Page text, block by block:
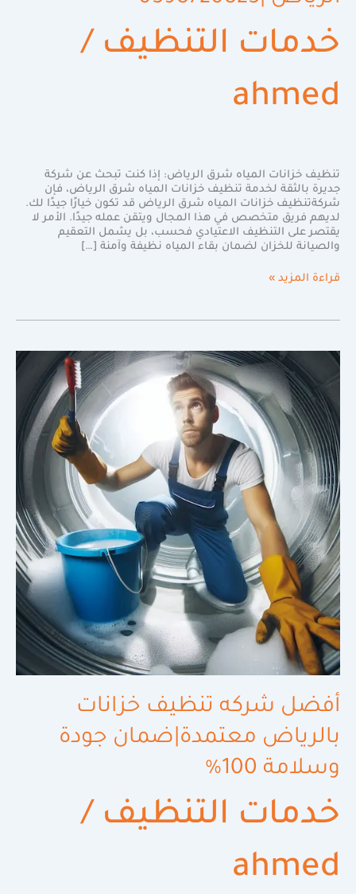
خدمات التنظيف /
ahmed
تنظيف خزانات المياه شرق الرياض: إذا كنت تبحث عن شركة
جديرة بالثقة لخدمة تنظيف خزانات المياه شرق الرياض، فإن
شركةتنظيف خزانات المياه شرق الرياض قد تكون خيارًا جيدًا لك.
لديهم فريق متخصص في هذا المجال ويتقن عمله جيدًا. الأمر لا
يقتصر على التنظيف الاعتيادي فحسب، بل يشمل التعقيم
والصيانة للخزان لضمان بقاء المياه نظيفة وآمنة […]
قراءة المزيد »
أفضل شركه تنظيف خزانات
بالرياض معتمدة|ضمان جودة
وسلامة 100%
خدمات التنظيف /
ahmed
أفضل
تنظيف
خزانات
بالرياض
معتمدة|
ضمان
جودة
وسلامة
100%